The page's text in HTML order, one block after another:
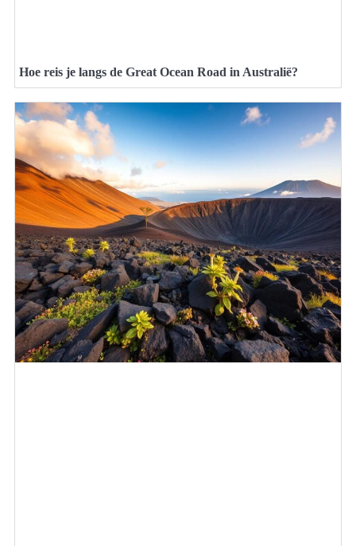
Hoe reis je langs de Great Ocean Road in Australië?